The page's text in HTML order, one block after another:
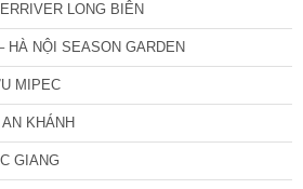
LONG BIÊN
HÀ NỘI SEASON GARDEN
MIPEC
KHÁNH
GIANG